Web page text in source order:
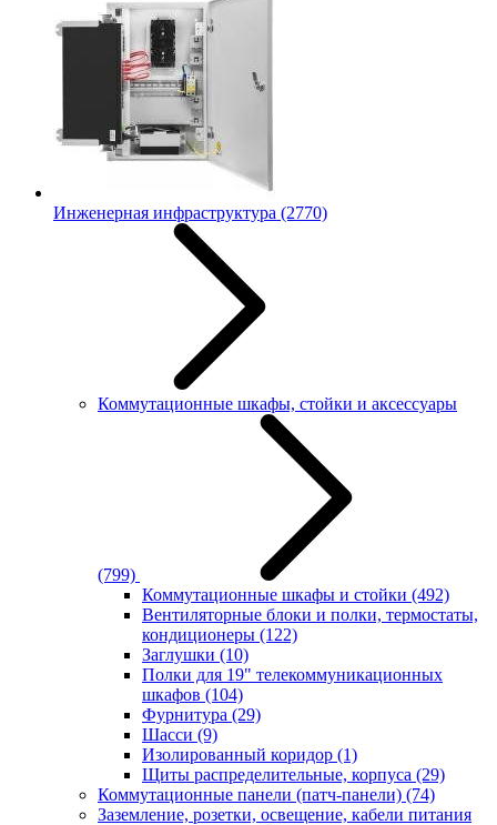
Инженерная инфраструктура (2770)
Коммутационные шкафы, стойки и аксессуары
(799)
Коммутационные шкафы и стойки (492)
Вентиляторные блоки и полки, термостаты,
кондиционеры (122)
Заглушки (10)
Полки для 19" телекоммуникационных
шкафов (104)
Фурнитура (29)
Шасси (9)
Изолированный коридор (1)
Щиты распределительные, корпуса (29)
Коммутационные панели (патч-панели) (74)
Заземление, розетки, освещение, кабели питания